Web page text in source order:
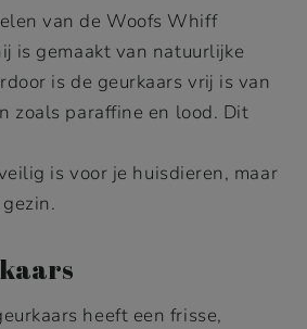
van de Woofs Whiff
is gemaakt van natuurlijke
is de geurkaars vrij is van
zoals paraffine en lood. Dit
is voor je huisdieren, maar
heeft een frisse,